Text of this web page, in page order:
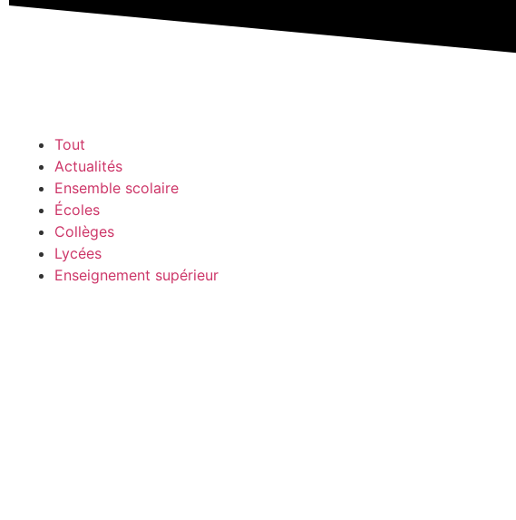
Tout
Actualités
Ensemble scolaire
Écoles
Collèges
Lycées
Enseignement supérieur